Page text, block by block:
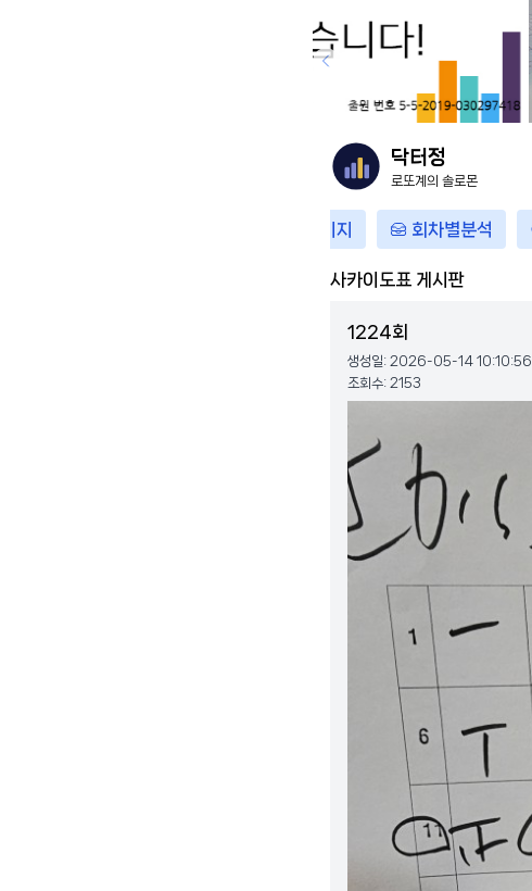
닥터정
로또계의 솔로몬
마이페이지 회차별분석
사카이도표 게시판
1224회
생성일: 2026-05-14 10:10:56
조회수: 2153